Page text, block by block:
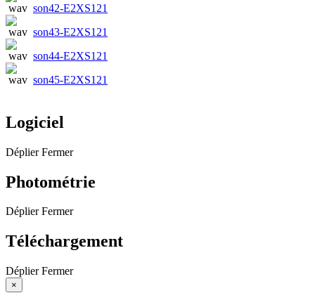
son42-E2XS121
son43-E2XS121
son44-E2XS121
son45-E2XS121
Logiciel
Déplier Fermer
Photométrie
Déplier Fermer
Téléchargement
Déplier Fermer
×